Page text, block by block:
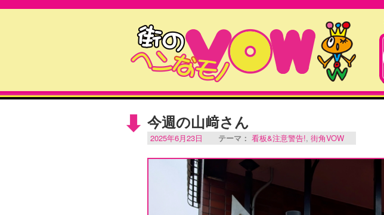
今週の山﨑さん
2025年6月23日 テーマ： 看板&注意警告!, 街角VOW